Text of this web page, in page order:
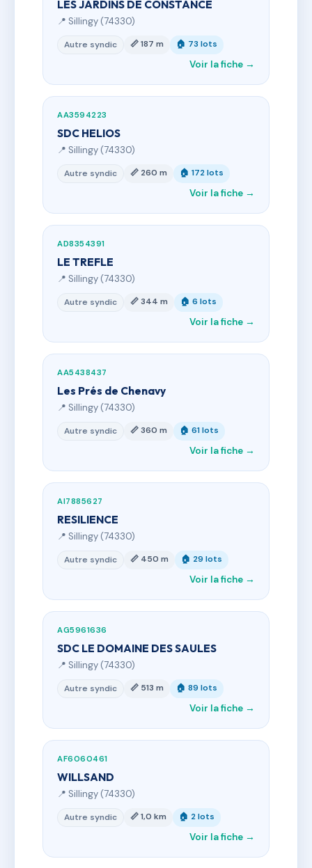
LES JARDINS DE CONSTANCE
📍 Sillingy (74330)
Autre syndic 📏 187 m 🏠 73 lots
Voir la fiche →
AA3594223
SDC HELIOS
📍 Sillingy (74330)
Autre syndic 📏 260 m 🏠 172 lots
Voir la fiche →
AD8354391
LE TREFLE
📍 Sillingy (74330)
Autre syndic 📏 344 m 🏠 6 lots
Voir la fiche →
AA5438437
Les Prés de Chenavy
📍 Sillingy (74330)
Autre syndic 📏 360 m 🏠 61 lots
Voir la fiche →
AI7885627
RESILIENCE
📍 Sillingy (74330)
Autre syndic 📏 450 m 🏠 29 lots
Voir la fiche →
AG5961636
SDC LE DOMAINE DES SAULES
📍 Sillingy (74330)
Autre syndic 📏 513 m 🏠 89 lots
Voir la fiche →
AF6060461
WILLSAND
📍 Sillingy (74330)
Autre syndic 📏 1,0 km 🏠 2 lots
Voir la fiche →